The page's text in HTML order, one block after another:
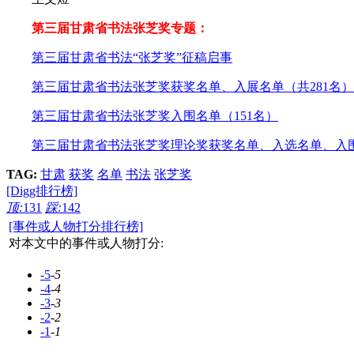
第三届甘肃省书法张芝奖专题：
第三届甘肃省书法“张芝奖”征稿启事
第三届甘肃省书法张芝奖获奖名单、入展名单（共281名）
第三届甘肃省书法张芝奖入围名单（151名）
第三届甘肃省书法张芝奖理论奖获奖名单、入选名单、入
TAG: 甘肃 获奖 名单 书法 张芝奖
[Digg排行榜]
顶:131 踩:142
[事件或人物打分排行榜]
对本文中的事件或人物打分:
-5-5
-4-4
-3-3
-2-2
-1-1